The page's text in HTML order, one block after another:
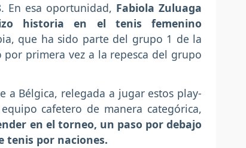
En esa oportunidad, Fabiola Zuluaga
historia en el tenis femenino
que ha sido parte del grupo 1 de la
primera vez a la repesca del grupo
a Bélgica, relegada a jugar estos play-
cafetero de manera categórica,
en el torneo, un paso por debajo
tenis por naciones.